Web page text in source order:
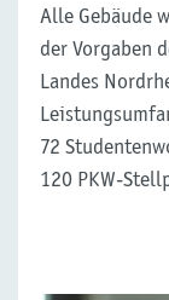
Alle Gebäude
der Vorgaben
Landes
72
120 PKW-